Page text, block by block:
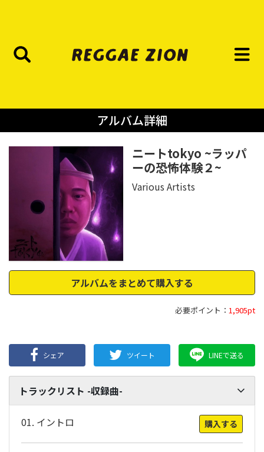
アルバム詳細
ニートtokyo ~ラッパ
ーの恐怖体験２~
Various Artists
アルバムをまとめて購入する
必要ポイント： 1,905pt
シェア ツイート LINEで送る
トラックリスト -収録曲-
01. イントロ 購入する